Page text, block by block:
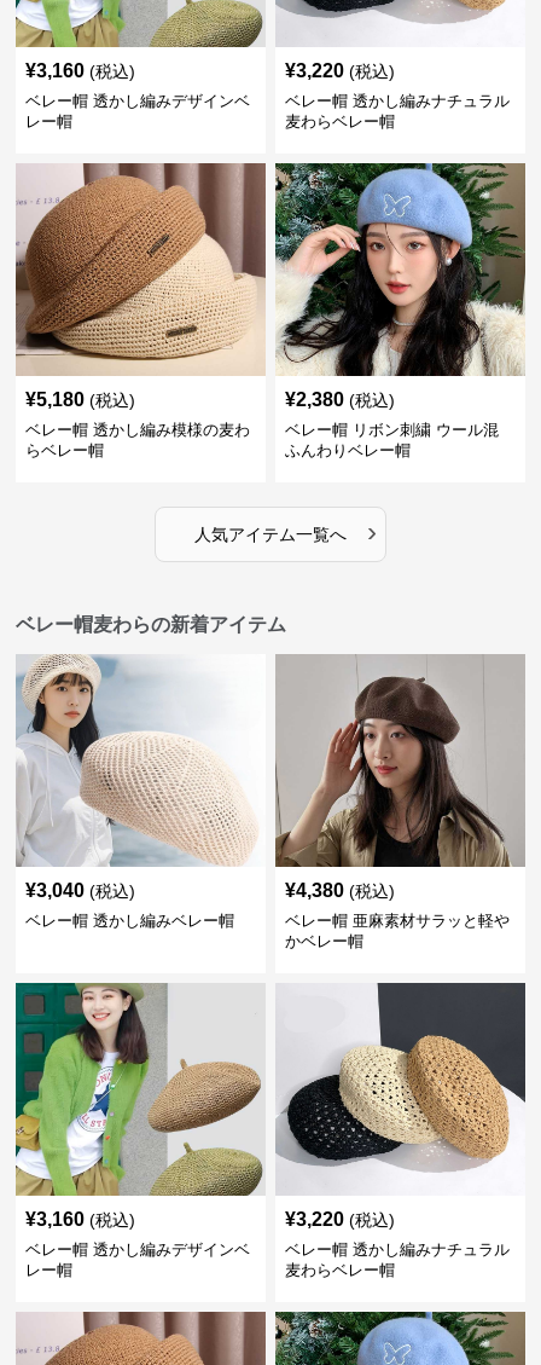
¥3,160 (税込)
ベレー帽 透かし編みデザインベ
レー帽
¥3,220 (税込)
ベレー帽 透かし編みナチュラル
麦わらベレー帽
¥5,180 (税込)
ベレー帽 透かし編み模様の麦わ
らベレー帽
¥2,380 (税込)
ベレー帽 リボン刺繍 ウール混
ふんわりベレー帽
人気アイテム一覧へ ›
ベレー帽麦わらの新着アイテム
¥3,040 (税込)
ベレー帽 透かし編みベレー帽
¥4,380 (税込)
ベレー帽 亜麻素材サラッと軽や
かベレー帽
¥3,160 (税込)
ベレー帽 透かし編みデザインベ
レー帽
¥3,220 (税込)
ベレー帽 透かし編みナチュラル
麦わらベレー帽